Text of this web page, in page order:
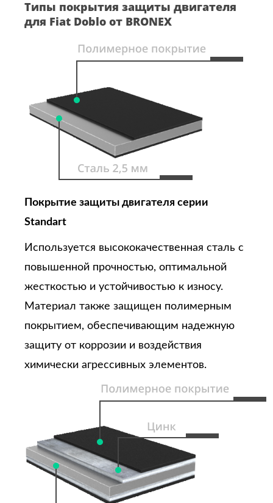
Типы покрытия защиты двигателя
для Fiat Doblo от BRONEX
Покрытие защиты двигателя серии
Standart
Используется высококачественная сталь с
повышенной прочностью, оптимальной
жесткостью и устойчивостью к износу.
Материал также защищен полимерным
покрытием, обеспечивающим надежную
защиту от коррозии и воздействия
химически агрессивных элементов.